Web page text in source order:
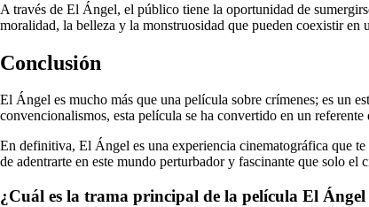
A través de El Ángel, el público tiene la oportunidad de
moralidad, la belleza y la monstruosidad que pueden coexistir en
Conclusión
El Ángel es mucho más que una película sobre crímenes; es un
convencionalismos, esta película se ha convertido en un
En definitiva, El Ángel es una experiencia cinematográfica que
de adentrarte en este mundo perturbador y fascinante que solo el
¿Cuál es la trama principal de la película El